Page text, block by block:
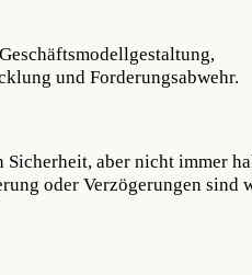
und Forderungsabwehr.
Sicherheit, aber nicht immer
oder Verzögerungen sind